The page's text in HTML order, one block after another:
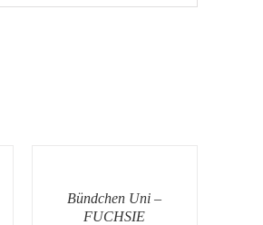
Bündchen Uni –
FUCHSIE